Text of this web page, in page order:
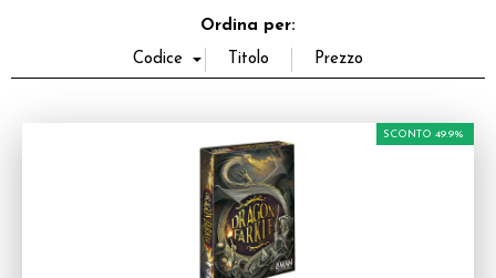
Ordina per:
SCONTO 49.9%